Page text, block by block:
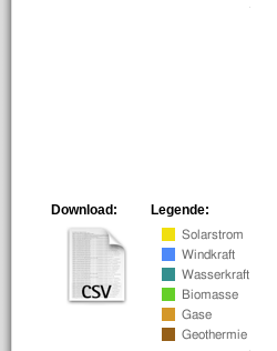
Legende:
Download: